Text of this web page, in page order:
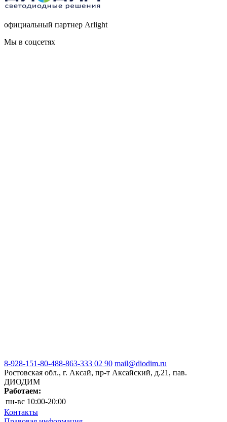
официальный партнер Arlight
Мы в соцсетях
8-928-151-80-488-863-333 02 90 mail@diodim.ru
Ростовская обл., г. Аксай, пр-т Аксайский, д.21, пав.
ДИОДИМ
Работаем:
пн-вс 10:00-20:00
Контакты